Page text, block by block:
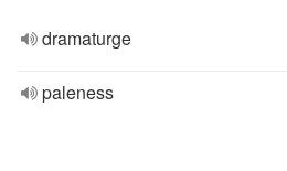
dramaturge
paleness